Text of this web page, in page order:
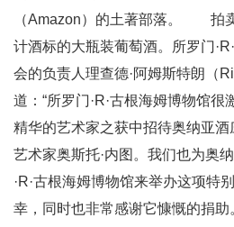
（Amazon）的土著部落。 拍
计酒标的大瓶装葡萄酒。所罗门
会的负责人理查德·阿姆斯特朗（
道：“所罗门·R·古根海姆博物馆
精华的艺术家之获中招待奥纳亚
艺术家奥斯托·内图。我们也为奥
·R·古根海姆博物馆来举办这项特
幸，同时也非常感谢它慷慨的捐